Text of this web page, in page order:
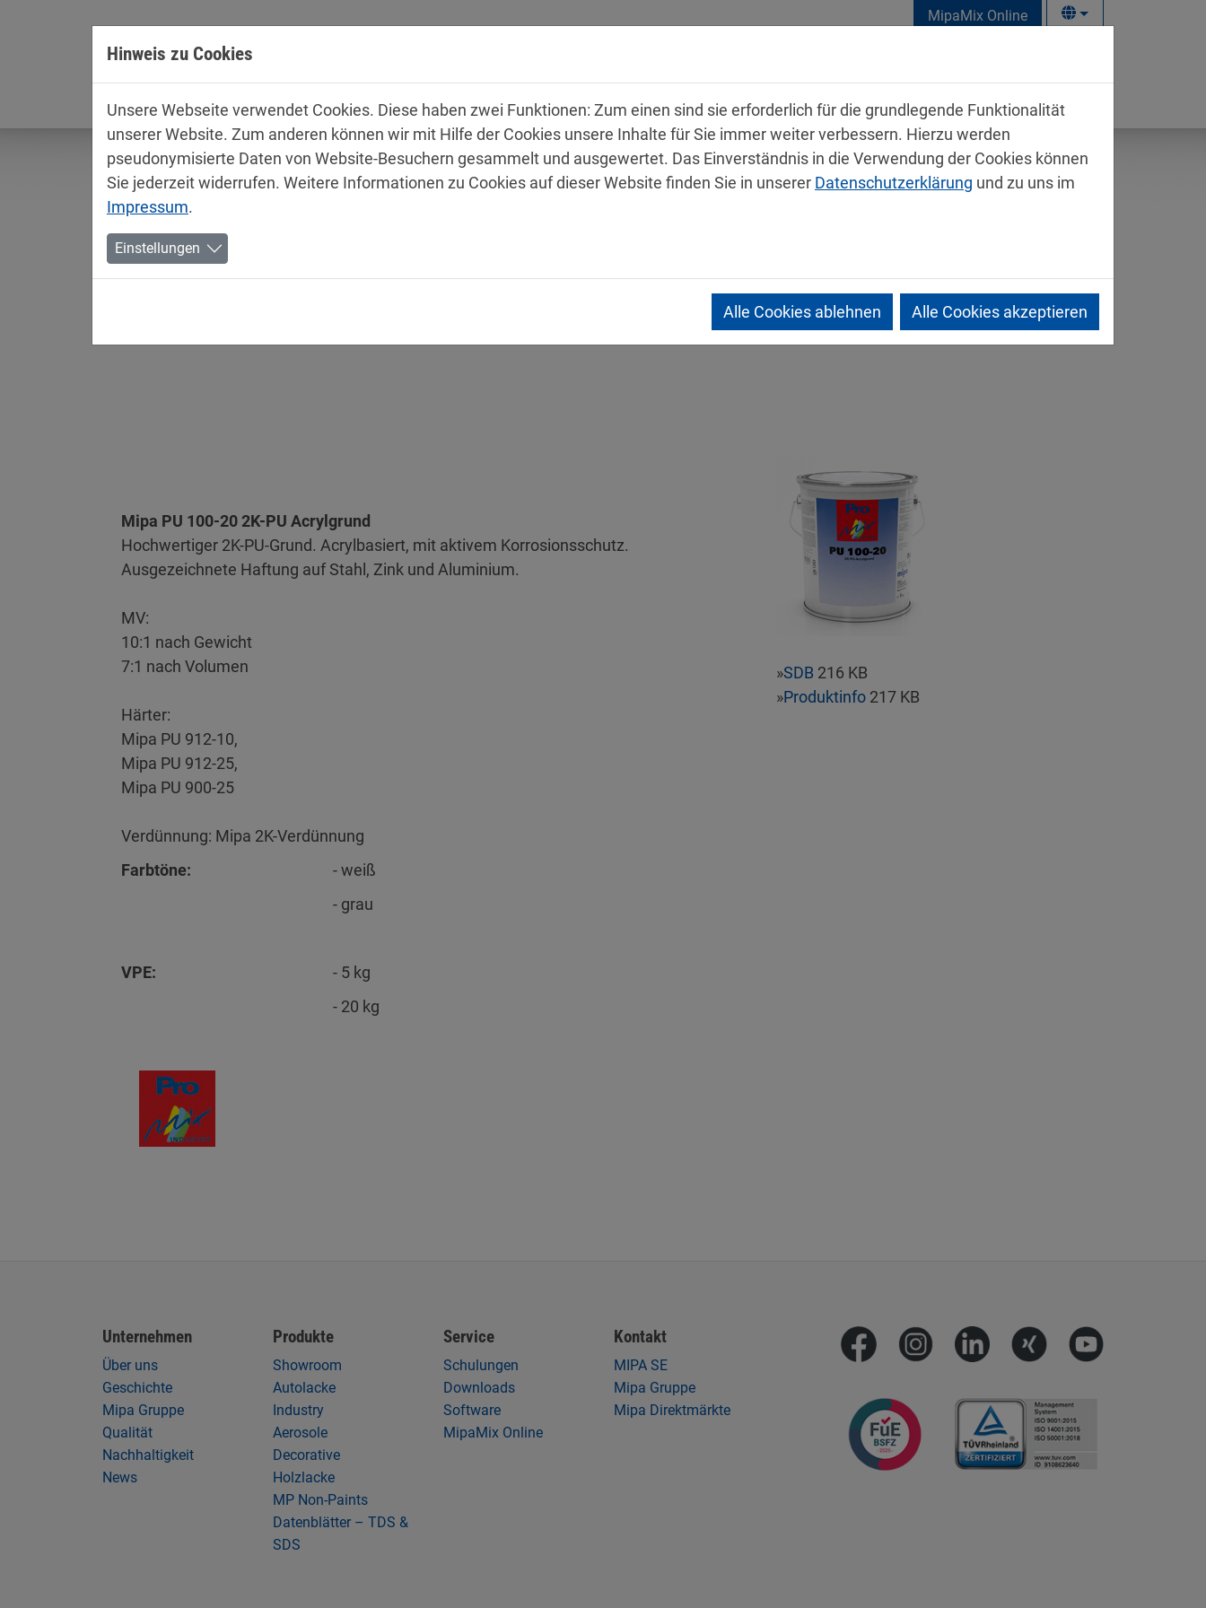
MipaMix Online
Unternehmen Produkte Service Karriere Kontakt
Produktinformationen / Sicherheitsdatenblätter
Mipa PU 100-20 2K-PU Acrylgrund
Hochwertiger 2K-PU-Grund. Acrylbasiert, mit aktivem Korrosionsschutz.
Ausgezeichnete Haftung auf Stahl, Zink und Aluminium.
MV:
10:1 nach Gewicht
7:1 nach Volumen
Härter:
Mipa PU 912-10,
Mipa PU 912-25,
Mipa PU 900-25
Verdünnung: Mipa 2K-Verdünnung
Farbtöne:
- weiß
- grau
VPE:
- 5 kg
- 20 kg
»SDB 216 KB
»Produktinfo 217 KB
Unternehmen
Über uns
Geschichte
Mipa Gruppe
Qualität
Nachhaltigkeit
News
Produkte
Showroom
Autolacke
Industry
Aerosole
Decorative
Holzlacke
MP Non-Paints
Datenblätter – TDS &
SDS
Service
Schulungen
Downloads
Software
MipaMix Online
Kontakt
MIPA SE
Mipa Gruppe
Mipa Direktmärkte
Hinweis zu Cookies
Unsere Webseite verwendet Cookies. Diese haben zwei Funktionen: Zum einen sind sie erforderlich für die grundlegende Funktionalität
unserer Website. Zum anderen können wir mit Hilfe der Cookies unsere Inhalte für Sie immer weiter verbessern. Hierzu werden
pseudonymisierte Daten von Website-Besuchern gesammelt und ausgewertet. Das Einverständnis in die Verwendung der Cookies können
Sie jederzeit widerrufen. Weitere Informationen zu Cookies auf dieser Website finden Sie in unserer Datenschutzerklärung und zu uns im
Impressum.
Einstellungen
Alle Cookies ablehnen Alle Cookies akzeptieren